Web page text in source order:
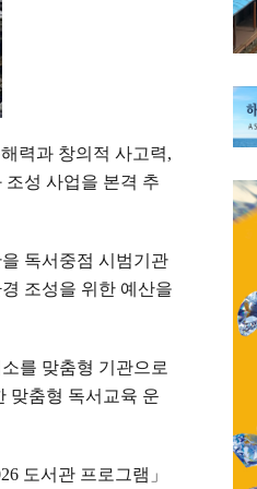
력과 창의적 사고력,
성 사업을 본격 추
독서중점 시범기관
조성을 위한 예산을
를 맞춤형 기관으로
맞춤형 독서교육 운
도서관 프로그램 」